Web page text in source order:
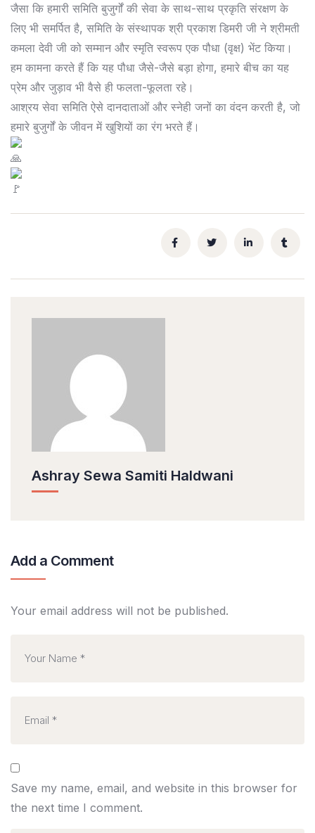
जैसा कि हमारी समिति बुजुर्गों की सेवा के साथ-साथ प्रकृति संरक्षण के
लिए भी समर्पित है, समिति के संस्थापक श्री प्रकाश डिमरी जी ने श्रीमती
कमला देवी जी को सम्मान और स्मृति स्वरूप एक पौधा (वृक्ष) भेंट किया।
हम कामना करते हैं कि यह पौधा जैसे-जैसे बड़ा होगा, हमारे बीच का यह
प्रेम और जुड़ाव भी वैसे ही फलता-फूलता रहे।
आश्रय सेवा समिति ऐसे दानदाताओं और स्नेही जनों का वंदन करती है, जो
हमारे बुजुर्गों के जीवन में खुशियों का रंग भरते हैं।
Ashray Sewa Samiti Haldwani
Add a Comment
Your email address will not be published.
Save my name, email, and website in this browser for
the next time I comment.